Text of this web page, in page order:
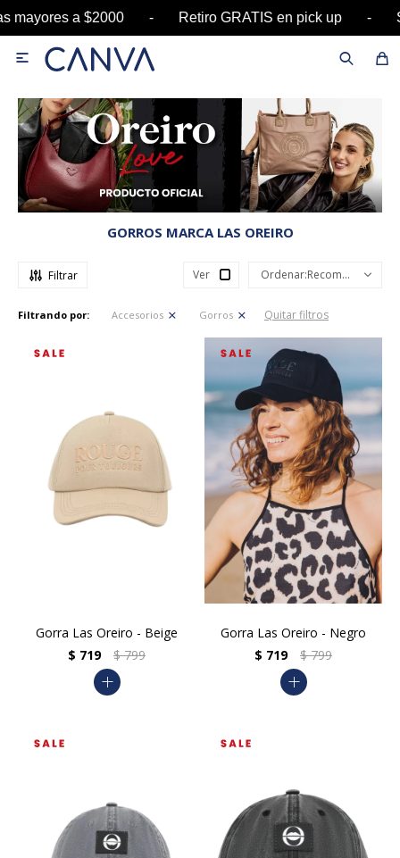
mayores a $2000 - Retiro GRATIS en pick up -

GORROS MARCA LAS OREIRO
Ver Recomendados
Filtrando por: Accesorios Gorros Quitar filtros
Gorra Las Oreiro - Beige
$ 719 $ 799
add
Gorra Las Oreiro - Negro
$ 719 $ 799
add